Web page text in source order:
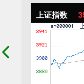
上证指数